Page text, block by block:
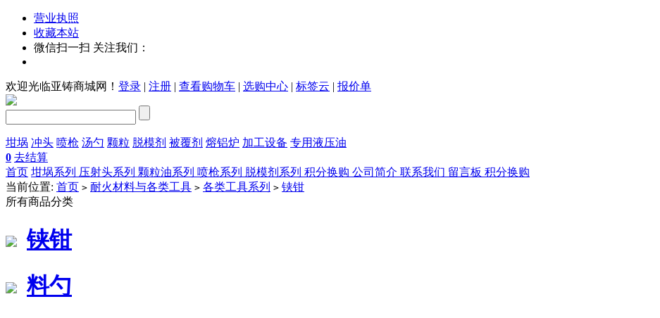
营业执照
收藏本站
微信扫一扫 关注我们：
欢迎光临亚铸商城网！ 登录 | 注册 | 查看购物车 | 选购中心 | 标签云 | 报价单
坩埚 冲头 喷枪 汤勺 颗粒 脱模剂 被覆剂 熔铝炉 加工设备 专用液压油
0 去结算
首页 坩埚系列 压射头系列 颗粒油系列 喷枪系列 脱模剂系列 积分换购 公司简介 联系我们 留言板 积分换购
当前位置: 首页 > 耐火材料与各类工具 > 各类工具系列 > 铗钳
所有商品分类
铗钳
料勺